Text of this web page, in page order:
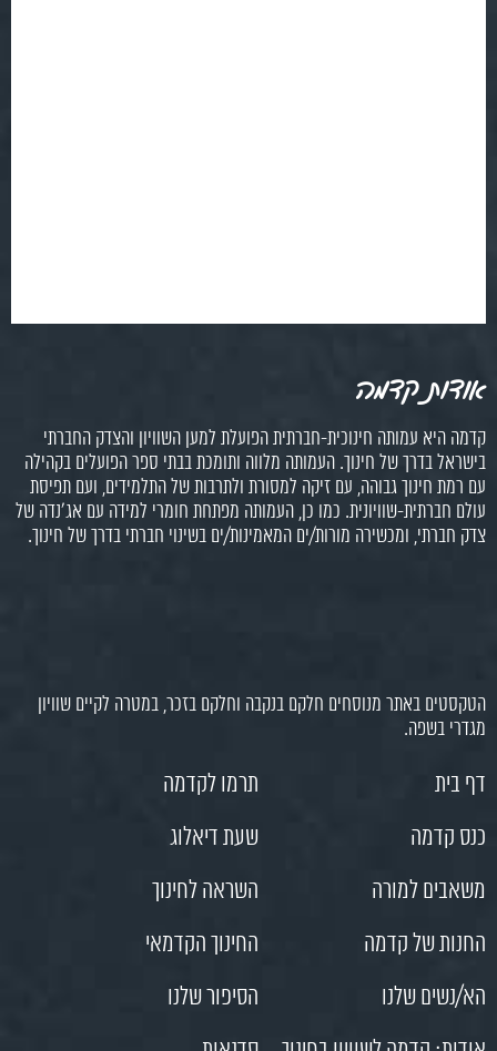
אודות קדמה
קדמה היא עמותה חינוכית-חברתית הפועלת למען השוויון והצדק החברתי
בישראל בדרך של חינוך. העמותה מלווה ותומכת בבתי ספר הפועלים בקהילה
עם רמת חינוך גבוהה, עם זיקה למסורת ולתרבות של התלמידים, ועם תפיסת
עולם חברתית-שוויונית. כמו כן, העמותה מפתחת חומרי למידה עם אג'נדה של
צדק חברתי, ומכשירה מורות/ים המאמינות/ים בשינוי חברתי בדרך של חינוך.
הטקסטים באתר מנוסחים חלקם בנקבה וחלקם בזכר, במטרה לקיים שוויון
מגדרי בשפה.
דף בית
תרמו לקדמה
כנס קדמה
שעת דיאלוג
משאבים למורה
השראה לחינוך
החנות של קדמה
החינוך הקדמאי
הא/נשים שלנו
הסיפור שלנו